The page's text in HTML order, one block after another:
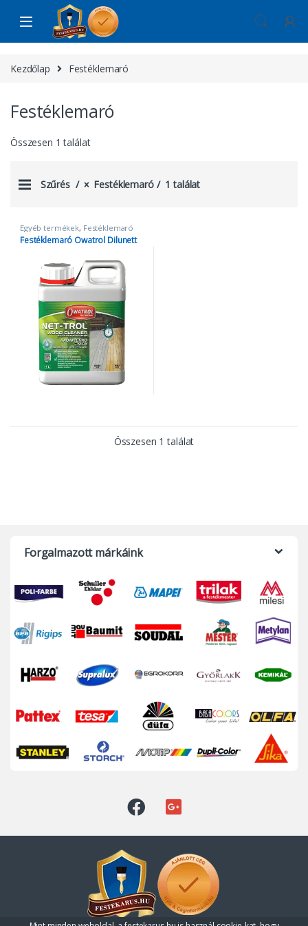
Skip to navigation
Skip to content
Kezdőlap Festéklemaró
Festéklemaró
Összesen 1 találat
Szűrés Festéklemaró 1 találat
Egyéb termékek, Festéklemaró
Festéklemaró Owatrol Dilunett
Összesen 1 találat
Forgalmazott márkáink